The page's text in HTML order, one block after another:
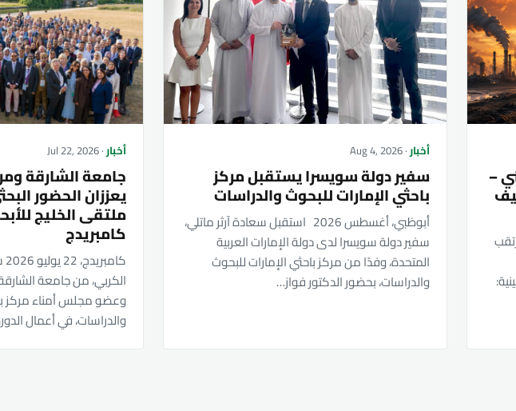
–
أخبار· Aug 4, 2026
سفير دولة سويسرا يستقبل مركز
باحثي الإمارات للبحوث والدراسات
أبوظبي، أغسطس 2026 استقبل سعادة آرثر ماتلي،
سفير دولة سويسرا لدى دولة الإمارات العربية
المتحدة، وفدًا من مركز باحثي الإمارات للبحوث
والدراسات، بحضور الدكتور فواز…
أخبار· Jul 22, 2026
جامعة الشارقة
يعززان الحضور
ملتقى الخليج
كامبريدج
الكربي، من جامعة
وعضو مجلس أمناء مركز
والدراسات، في أعمال